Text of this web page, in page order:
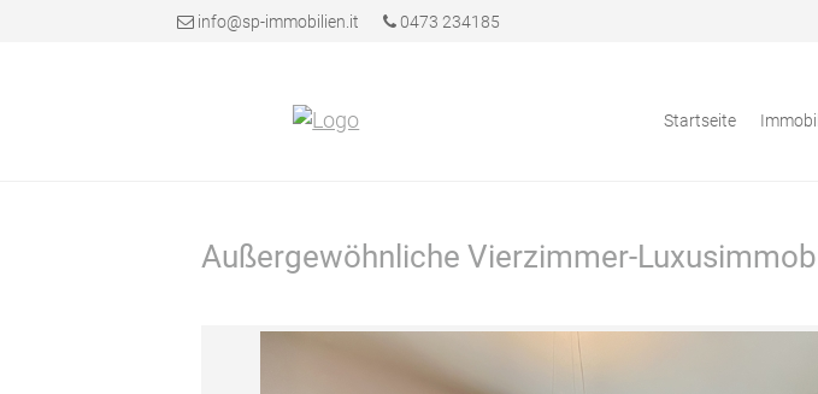
info@sp-immobilien.it 0473 234185
Startseite
Außergewöhnliche Vierzimmer-